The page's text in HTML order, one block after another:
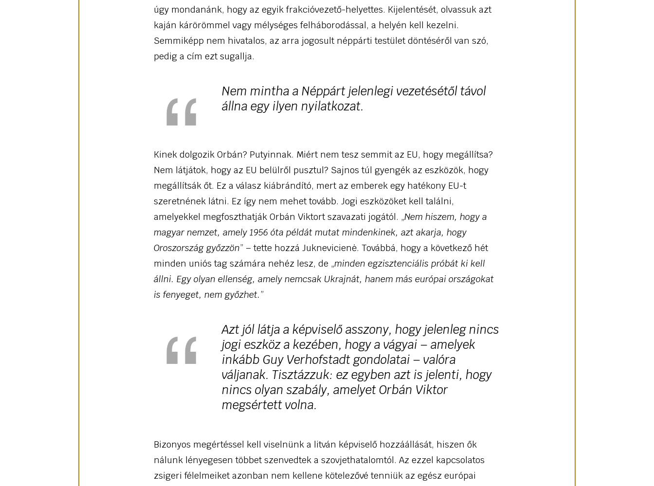
úgy mondanánk, hogy az egyik frakcióvezető-helyettes. Kijelentését, olvassuk azt
kaján kárörömmel vagy mélységes felháborodással, a helyén kell kezelni.
Semmiképp nem hivatalos, az arra jogosult néppárti testület döntéséről van szó,
pedig a cím ezt sugallja.
Nem mintha a Néppárt jelenlegi vezetésétől távol
állna egy ilyen nyilatkozat.
Kinek dolgozik Orbán? Putyinnak. Miért nem tesz semmit az EU, hogy megállítsa?
Nem látjátok, hogy az EU belülről pusztul? Sajnos túl gyengék az eszközök, hogy
megállítsák őt. Ez a válasz kiábrándító, mert az emberek egy hatékony EU-t
szeretnének látni. Ez így nem mehet tovább. Jogi eszközöket kell találni,
amelyekkel megfoszthatják Orbán Viktort szavazati jogától. „Nem hiszem, hogy a
magyar nemzet, amely 1956 óta példát mutat mindenkinek, azt akarja, hogy
Oroszország győzzön” – tette hozzá Juknevicienė. Továbbá, hogy a következő hét
minden uniós tag számára nehéz lesz, de „minden egzisztenciális próbát ki kell
állni. Egy olyan ellenség, amely nemcsak Ukrajnát, hanem más európai országokat
is fenyeget, nem győzhet.”
Azt jól látja a képviselő asszony, hogy jelenleg nincs
jogi eszköz a kezében, hogy a vágyai – amelyek
inkább Guy Verhofstadt gondolatai – valóra
váljanak. Tisztázzuk: ez egyben azt is jelenti, hogy
nincs olyan szabály, amelyet Orbán Viktor
megsértett volna.
Bizonyos megértéssel kell viselnünk a litván képviselő hozzáállását, hiszen ők
nálunk lényegesen többet szenvedtek a szovjethatalomtól. Az ezzel kapcsolatos
zsigeri félelmeiket azonban nem kellene kötelezővé tenniük az egész európai